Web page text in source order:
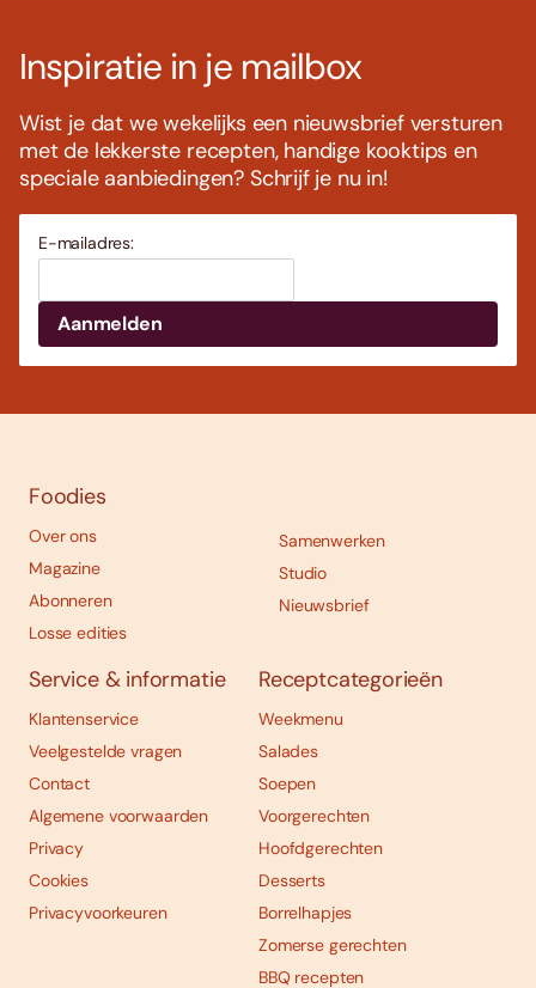
Inspiratie in je mailbox
Wist je dat we wekelijks een nieuwsbrief versturen
met de lekkerste recepten, handige kooktips en
speciale aanbiedingen? Schrijf je nu in!
E-mailadres:
Foodies
Over ons
Magazine
Abonneren
Losse edities
Samenwerken
Studio
Nieuwsbrief
Service & informatie
Klantenservice
Veelgestelde vragen
Contact
Algemene voorwaarden
Privacy
Cookies
Privacyvoorkeuren
Receptcategorieën
Weekmenu
Salades
Soepen
Voorgerechten
Hoofdgerechten
Desserts
Borrelhapjes
Zomerse gerechten
BBQ recepten